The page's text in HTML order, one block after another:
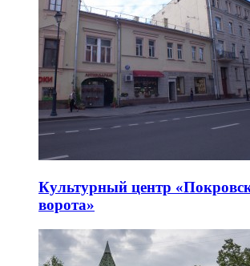
Культурный центр
ворота»